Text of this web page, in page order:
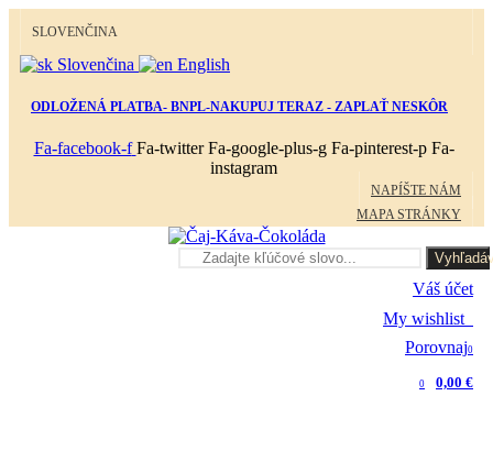
SLOVENČINA
Slovenčina English
ODLOŽENÁ PLATBA- BNPL-NAKUPUJ TERAZ - ZAPLAŤ NESKÔR
Fa-facebook-f Fa-twitter Fa-google-plus-g Fa-pinterest-p Fa-
instagram
NAPÍŠTE NÁM
MAPA STRÁNKY
Váš účet
My wishlist
Porovnaj0
0 0,00 €